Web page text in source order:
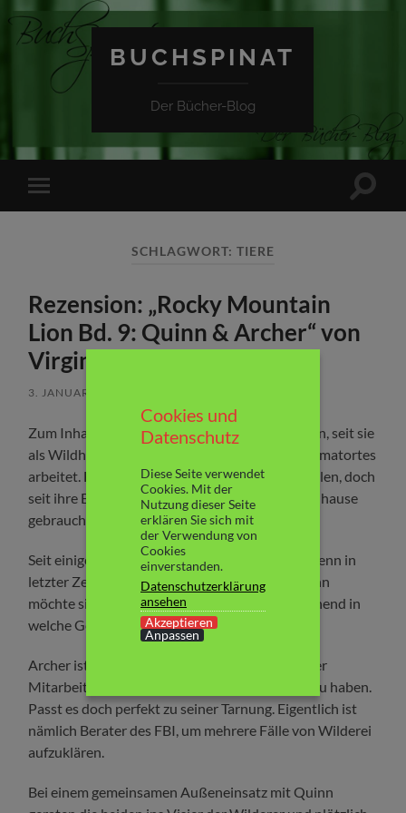
BUCHSPINAT
Der Bücher-Blog
Mobile-
Menü
SCHLAGWORT: TIERE
Rezension: „Rocky Mountain
Lion Bd. 9: Quinn & Archer“ von
Virginia Fox
3. JANUAR 2017
Zum Inhalt: Quinn hat ihren Traumjob gefunden, seit sie
als Wildhüterin in der Wildtierstation ihres Heimatortes
arbeitet. Eigentlich hat es ihr in Alaska gut gefallen, doch
seit ihre Eltern pflegebedürftig sind, wird sie Zuhause
gebraucht.
Seit einiger Zeit macht sie sich jedoch Sorgen, denn in
letzter Zeit treiben Wilderer ihr Unwesen. Quinn
möchte sie gerne zur Strecke bringen, nichtsahnend in
welche Gefahr sie sich damit begibt.
Archer ist so froh, den Job als wissenschaftlicher
Mitarbeiter in der Wildtierstation bekommen zu haben.
Passt es doch perfekt zu seiner Tarnung. Eigentlich ist
nämlich Berater des FBI, um mehrere Fälle von Wilderei
aufzuklären.
Bei einem gemeinsamen Außeneinsatz mit Quinn
Cookies und
Datenschutz
Diese Seite verwendet
Cookies. Mit der
Nutzung dieser Seite
erklären Sie sich mit
der Verwendung von
Cookies
einverstanden.
Datenschutzerklärung
ansehen
Akzeptieren
Anpassen